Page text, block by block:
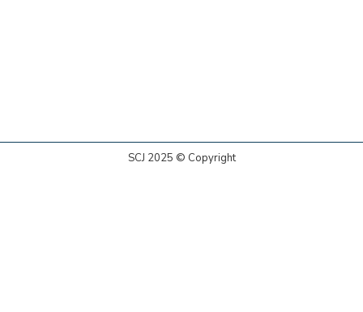
SCJ 2025 © Copyright